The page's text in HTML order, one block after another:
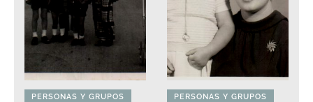
PERSONAS Y GRUPOS PERSONAS Y GRUPOS